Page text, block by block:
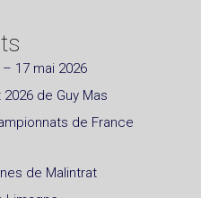
– 17 mai 2026
de Guy Mas
de France
de Malintrat